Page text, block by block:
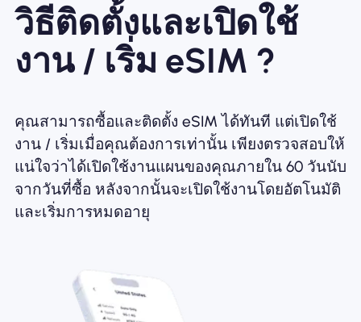
วิธีติดตั้งและเปิดใช้
งาน / เริ่ม eSIM ?
คุณสามารถซื้อและติดตั้ง eSIM ได้ทันที แต่เปิดใช้
งาน / เริ่มเมื่อคุณต้องการเท่านั้น เพียงตรวจสอบให้
แน่ใจว่าได้เปิดใช้งานแผนของคุณภายใน 60 วันนับ
จากวันที่ซื้อ หลังจากนั้นจะเปิดใช้งานโดยอัตโนมัติ
และเริ่มการหมดอายุ